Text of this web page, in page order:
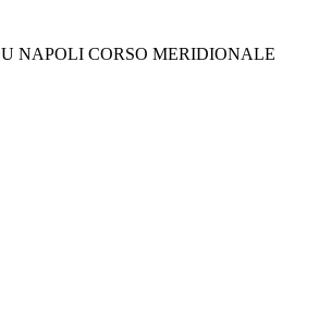
NAPOLI CORSO MERIDIONALE